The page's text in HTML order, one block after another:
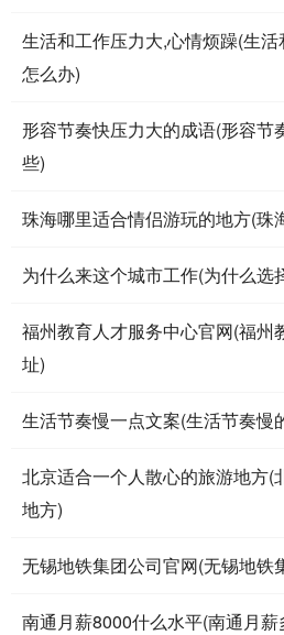
生活和工作压力大,心情烦躁(生
怎么办)
形容节奏快压力大的成语(形容节
些)
珠海哪里适合情侣游玩的地方(珠
为什么来这个城市工作(为什么选
福州教育人才服务中心官网(福州
址)
生活节奏慢一点文案(生活节奏慢
北京适合一个人散心的旅游地方(
地方)
无锡地铁集团公司官网(无锡地铁
南通月薪8000什么水平(南通月薪